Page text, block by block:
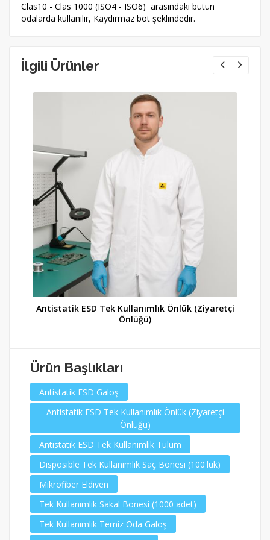
Clas10 - Clas 1000 (ISO4 - ISO6) arasındaki bütün
odalarda kullanılır, Kaydırmaz bot şeklindedir.
İlgili Ürünler
Antistatik ESD Tek Kullanımlık Önlük (Ziyaretçi
Önlüğü)
Ürün Başlıkları
Antistatik ESD Galoş
Antistatik ESD Tek Kullanımlık Önlük (Ziyaretçi
Önlüğü)
Antistatik ESD Tek Kullanımlık Tulum
Disposible Tek Kullanımlık Saç Bonesi (100'lük)
Mikrofiber Eldiven
Tek Kullanımlık Sakal Bonesi (1000 adet)
Tek Kullanımlık Temiz Oda Galoş